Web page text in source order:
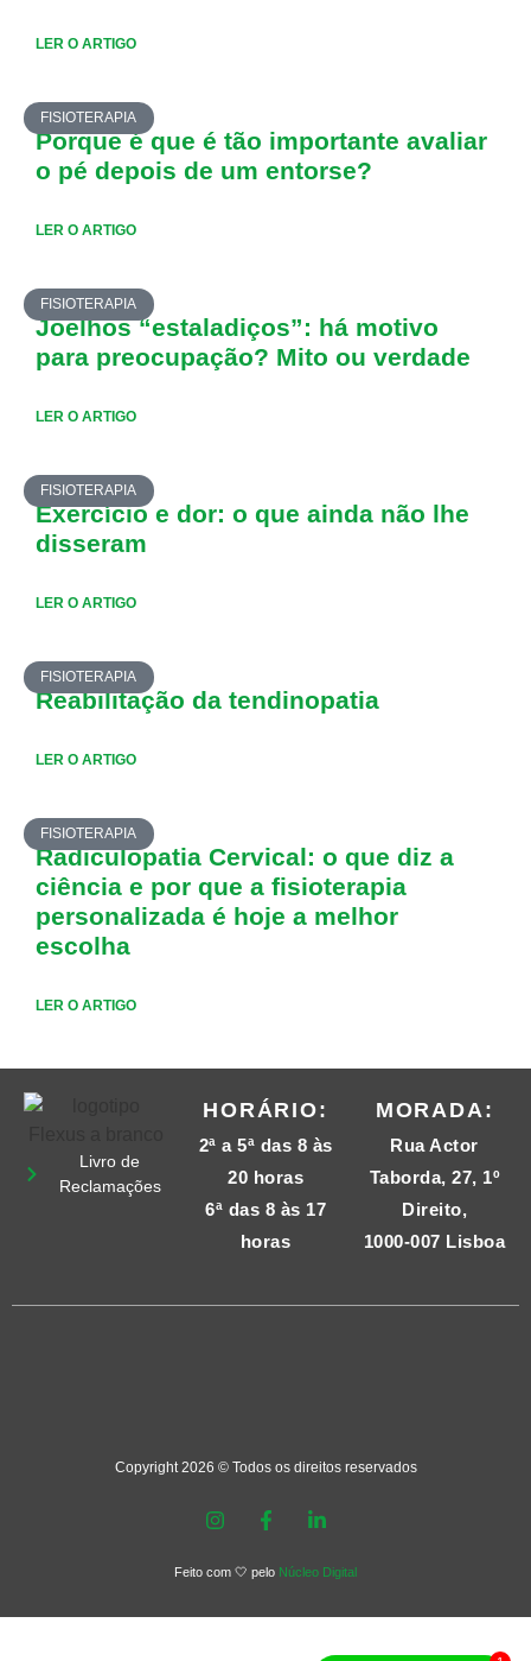
LER O ARTIGO
FISIOTERAPIA
Porque é que é tão importante avaliar
o pé depois de um entorse?
LER O ARTIGO
FISIOTERAPIA
Joelhos “estaladiços”: há motivo
para preocupação? Mito ou verdade
LER O ARTIGO
FISIOTERAPIA
Exercício e dor: o que ainda não lhe
disseram
LER O ARTIGO
FISIOTERAPIA
Reabilitação da tendinopatia
LER O ARTIGO
FISIOTERAPIA
Radiculopatia Cervical: o que diz a
ciência e por que a fisioterapia
personalizada é hoje a melhor
escolha
LER O ARTIGO
Livro de
Reclamações
HORÁRIO:
2ª a 5ª das 8 às
20 horas
6ª das 8 às 17
horas
MORADA:
Rua Actor
Taborda, 27, 1º
Direito,
1000-007 Lisboa
Copyright 2026 © Todos os direitos reservados
Feito com 🤍 pelo Núcleo Digital